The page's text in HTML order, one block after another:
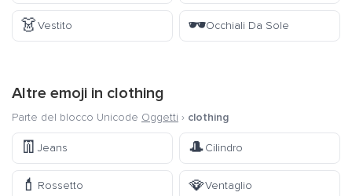
👗Vestito 🕶️Occhiali Da Sole
Altre emoji in clothing
Parte del blocco Unicode Oggetti › clothing
👖 Jeans 🎩Cilindro
💄 Rossetto 🪭Ventaglio